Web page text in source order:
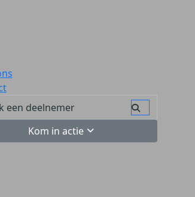
Kom in actie